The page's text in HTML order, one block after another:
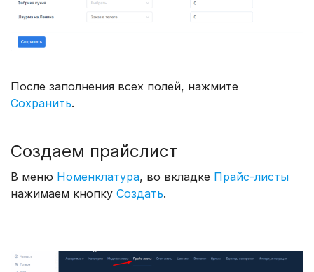
После заполнения всех полей, нажмите
Сохранить.
Создаем прайслист
В меню Номенклатура, во вкладке Прайс-листы
нажимаем кнопку Создать.